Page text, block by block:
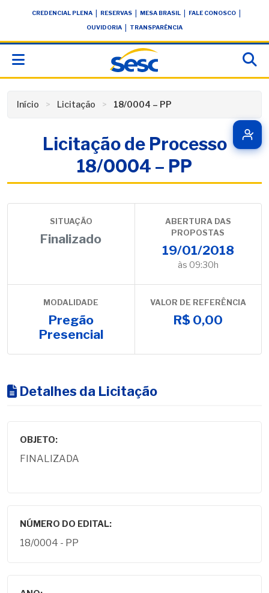
conteúdoCREDENCIAL PLENA RESERVAS MESA BRASIL FALE CONOSCO
OUVIDORIA TRANSPARÊNCIA
Início Licitação 18/0004 – PP
Licitação de Processo
18/0004 – PP
SITUAÇÃO
Finalizado
ABERTURA DAS
PROPOSTAS
19/01/2018
às 09:30h
MODALIDADE
Pregão
Presencial
VALOR DE REFERÊNCIA
R$ 0,00
Detalhes da Licitação
OBJETO:
FINALIZADA
NÚMERO DO EDITAL:
18/0004 - PP